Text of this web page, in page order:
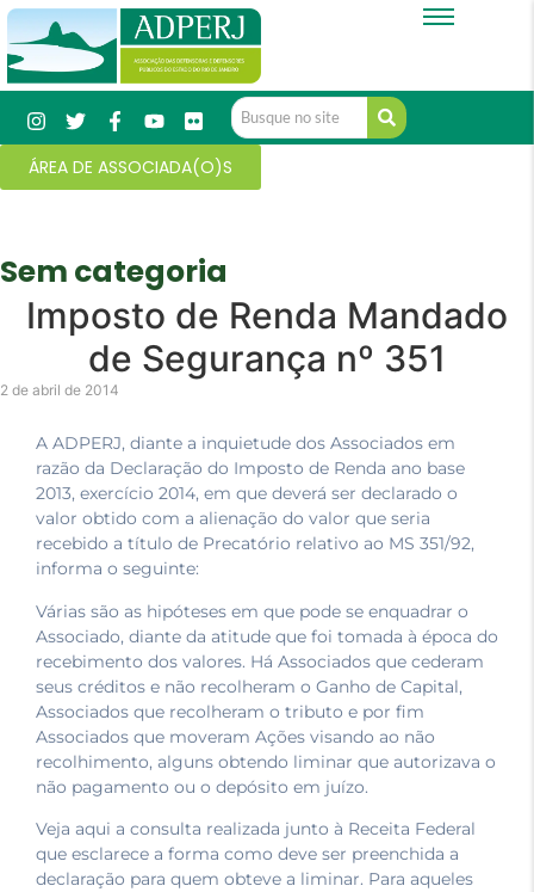
ÁREA DE ASSOCIADA(O)S
Sem categoria
Imposto de Renda Mandado
de Segurança nº 351
2 de abril de 2014
A ADPERJ, diante a inquietude dos Associados em
razão da Declaração do Imposto de Renda ano base
2013, exercício 2014, em que deverá ser declarado o
valor obtido com a alienação do valor que seria
recebido a título de Precatório relativo ao MS 351/92,
informa o seguinte:
Várias são as hipóteses em que pode se enquadrar o
Associado, diante da atitude que foi tomada à época do
recebimento dos valores. Há Associados que cederam
seus créditos e não recolheram o Ganho de Capital,
Associados que recolheram o tributo e por fim
Associados que moveram Ações visando ao não
recolhimento, alguns obtendo liminar que autorizava o
não pagamento ou o depósito em juízo.
Veja aqui a consulta realizada junto à Receita Federal
que esclarece a forma como deve ser preenchida a
declaração para quem obteve a liminar. Para aqueles